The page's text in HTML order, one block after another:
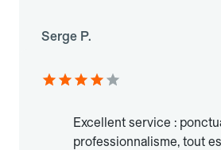
Serge P.
Excellent service :
professionnalisme, tout